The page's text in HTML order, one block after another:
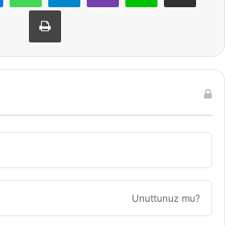
Yazdır
Unuttunuz mu?